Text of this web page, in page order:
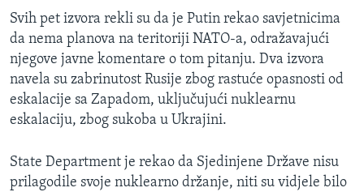
Svih pet izvora rekli su da je Putin rekao savjetnicima
da nema planova na teritoriji NATO-a, odražavajući
njegove javne komentare o tom pitanju. Dva izvora
navela su zabrinutost Rusije zbog rastuće opasnosti od
eskalacije sa Zapadom, uključujući nuklearnu
eskalaciju, zbog sukoba u Ukrajini.
State Department je rekao da Sjedinjene Države nisu
prilagodile svoje nuklearno držanje, niti su vidjele bilo